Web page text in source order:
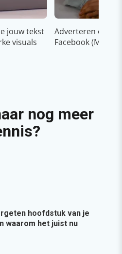
jouw tekst
visuals
Adverteren op
Facebook (Meta)
nog meer
hoofdstuk van je
waarom het juist nu